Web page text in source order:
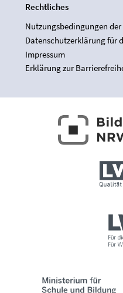
Rechtliches
Nutzungsbedingungen der
Datenschutzerklärung für
Impressum
Erklärung zur